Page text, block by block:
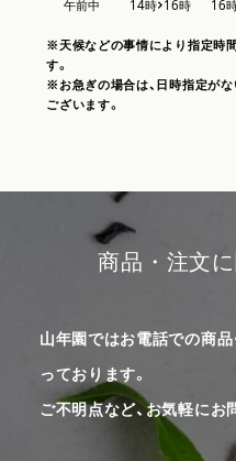
※天候などの事情により指定時
す。
※お急ぎの場合は、日時指定が
ございます。
商品・注文
山年園ではお電話での商
っております。
ご不明点など、お気軽にお